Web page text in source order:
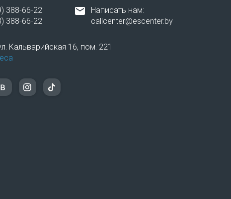
на устройстве, для удобной и
уровень обслуживания
388-66-22
388-66-22
Написать нам:
callcenter@escenter.by
Кальварийская 16, пом. 221